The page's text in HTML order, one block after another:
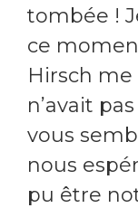
tombée !
ce
Hirsch me
n’avait
vous
nous
pu être